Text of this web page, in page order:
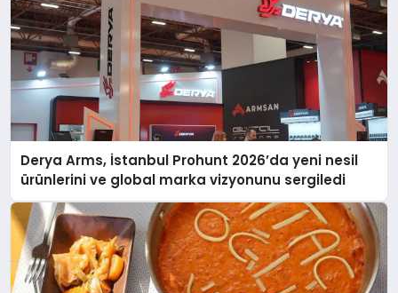
Derya Arms, İstanbul Prohunt 2026’da yeni nesil
ürünlerini ve global marka vizyonunu sergiledi